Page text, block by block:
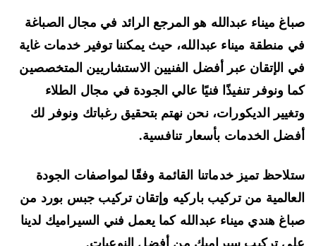
ميناء
عبد
66225922
تركيب
ورق
ميناء عبدالله هو المرجع الرائد في مجال الصباغة
منطقة ميناء عبدالله، حيث يمكننا توفير خدمات غاية
الإتقان عبر أفضل الفنيين الاستشاريين المتخصصين
ونوفر تنفيذًا فنيًا عالي الجودة في مجال الطلاء
الديكورات، نحن نهتم بتحقيق رغباتك ونوفر لك
الخدمات بأسعار تنافسية.
تميز خدماتنا القائمة وفقًا لمواصفات الجودة
من تركيب باركيه وإتقان تركيب جبس بورد من
هندي ميناء عبدالله كما يعمل فني السيراميك لدينا